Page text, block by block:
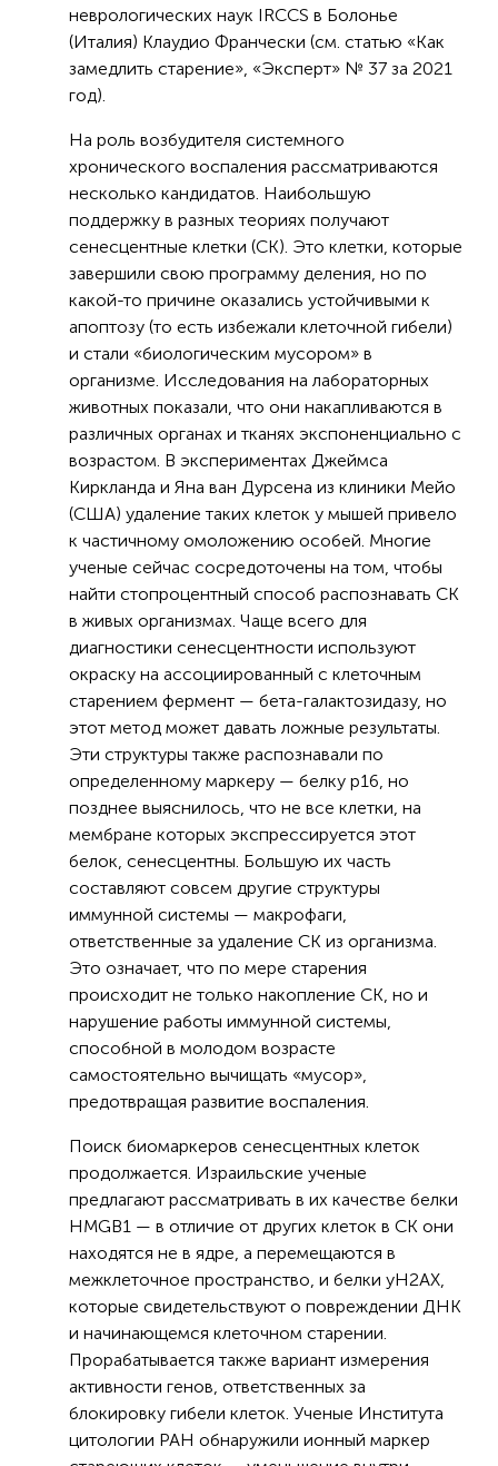
неврологических наук IRCCS в Болонье
(Италия) Клаудио Франчески (см. статью «Как
замедлить старение», «Эксперт» № 37 за 2021
год).
На роль возбудителя системного
хронического воспаления рассматриваются
несколько кандидатов. Наибольшую
поддержку в разных теориях получают
сенесцентные клетки (СК). Это клетки, которые
завершили свою программу деления, но по
какой-то причине оказались устойчивыми к
апоптозу (то есть избежали клеточной гибели)
и стали «биологическим мусором» в
организме. Исследования на лабораторных
животных показали, что они накапливаются в
различных органах и тканях экспоненциально с
возрастом. В экспериментах Джеймса
Киркланда и Яна ван Дурсена из клиники Мейо
(США) удаление таких клеток у мышей привело
к частичному омоложению особей. Многие
ученые сейчас сосредоточены на том, чтобы
найти стопроцентный способ распознавать СК
в живых организмах. Чаще всего для
диагностики сенесцентности используют
окраску на ассоциированный с клеточным
старением фермент — бета-галактозидазу, но
этот метод может давать ложные результаты.
Эти структуры также распознавали по
определенному маркеру — белку р16, но
позднее выяснилось, что не все клетки, на
мембране которых экспрессируется этот
белок, сенесцентны. Большую их часть
составляют совсем другие структуры
иммунной системы — макрофаги,
ответственные за удаление СК из организма.
Это означает, что по мере старения
происходит не только накопление СК, но и
нарушение работы иммунной системы,
способной в молодом возрасте
самостоятельно вычищать «мусор»,
предотвращая развитие воспаления.
Поиск биомаркеров сенесцентных клеток
продолжается. Израильские ученые
предлагают рассматривать в их качестве белки
HMGB1 — в отличие от других клеток в СК они
находятся не в ядре, а перемещаются в
межклеточное пространство, и белки yH2AX,
которые свидетельствуют о повреждении ДНК
и начинающемся клеточном старении.
Прорабатывается также вариант измерения
активности генов, ответственных за
блокировку гибели клеток. Ученые Института
цитологии РАН обнаружили ионный маркер